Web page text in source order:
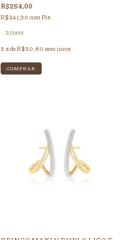
R$254,00
R$241,30 com Pix
2 cores
5 x deR$50,80 sem juros
COMPRAR